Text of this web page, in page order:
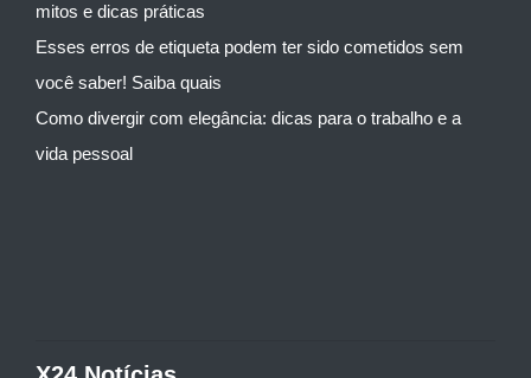
mitos e dicas práticas
Esses erros de etiqueta podem ter sido cometidos sem
você saber! Saiba quais
Como divergir com elegância: dicas para o trabalho e a
vida pessoal